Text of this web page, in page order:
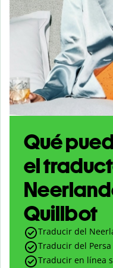
Qué
el
Quillbot
Traducir del
Traducir del
Traducir en línea